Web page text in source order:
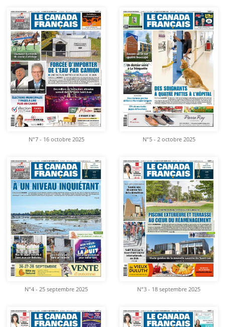
N°7 - 16 octobre 2025 N°5 - 2 octobre 2025
N°4 - 25 septembre 2025 N°3 - 18 septembre 2025